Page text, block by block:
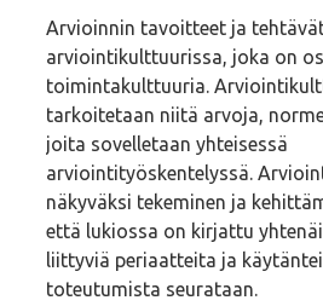
Arvioinnin tavoitteet ja
arviointikulttuurissa, joka on
toimintakulttuuria.
tarkoitetaan niitä arvoja,
joita sovelletaan yhteisessä
arviointityöskentelyssä.
näkyväksi tekeminen ja
että lukiossa on kirjattu
liittyviä periaatteita ja
toteutumista seurataan.